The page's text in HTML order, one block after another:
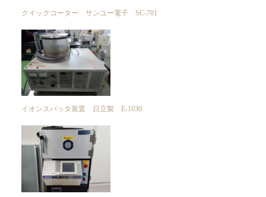
クイックコーター サンユー電子 SC-701
イオンスパッタ装置 日立製 E-1030